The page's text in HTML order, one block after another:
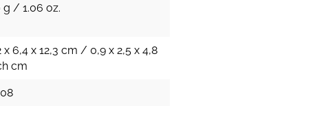
g / 1.06 oz.
x 6,4 x 12,3 cm / 0,9 x 2,5 x 4,8
cm